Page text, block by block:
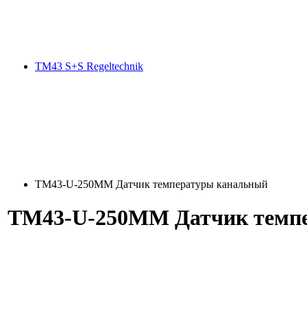
TM43 S+S Regeltechnik
TM43-U-250MM Датчик температуры канальный
TM43-U-250MM Датчик